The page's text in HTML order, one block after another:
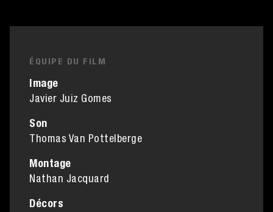
ÉQUIPE DU FILM
Image
Javier Juiz Gomes
Son
Thomas Van Pottelberge
Montage
Nathan Jacquard
Décors